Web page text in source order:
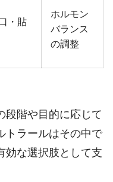
・貼
ホルモン
バランス
の調整
段階や目的に応じて
トラールはその中で
効な選択肢として支